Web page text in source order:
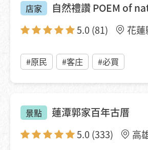
店家 自然禮讚 POEM of
5.0 (81) 花蓮
#原民 #客庄 #必買
景點 蓮潭郭家百年古厝
5.0 (333) 高